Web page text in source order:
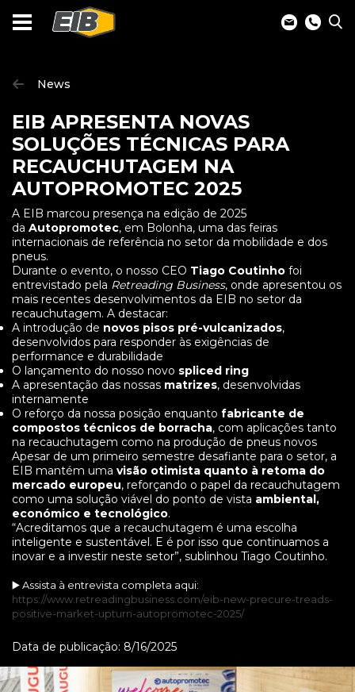
News
EIB APRESENTA NOVAS
SOLUÇÕES TÉCNICAS PARA
RECAUCHUTAGEM NA
AUTOPROMOTEC 2025
A EIB marcou presença na edição de 2025
da Autopromotec, em Bolonha, uma das feiras
internacionais de referência no setor da mobilidade e dos
pneus.
Durante o evento, o nosso CEO Tiago Coutinho foi
entrevistado pela Retreading Business, onde apresentou os
mais recentes desenvolvimentos da EIB no setor da
recauchutagem. A destacar:
A introdução de novos pisos pré-vulcanizados,
desenvolvidos para responder às exigências de
performance e durabilidade
O lançamento do nosso novo spliced ring
A apresentação das nossas matrizes, desenvolvidas
internamente
O reforço da nossa posição enquanto fabricante de
compostos técnicos de borracha, com aplicações tanto
na recauchutagem como na produção de pneus novos
Apesar de um primeiro semestre desafiante para o setor, a
EIB mantém uma visão otimista quanto à retoma do
mercado europeu, reforçando o papel da recauchutagem
como uma solução viável do ponto de vista ambiental,
económico e tecnológico.
“Acreditamos que a recauchutagem é uma escolha
inteligente e sustentável. E é por isso que continuamos a
inovar e a investir neste setor”, sublinhou Tiago Coutinho.
▶️ Assista à entrevista completa aqui:
https://www.retreadingbusiness.com/eib-new-precure-treads-
positive-market-upturn-autopromotec-2025/
Data de publicação: 8/16/2025